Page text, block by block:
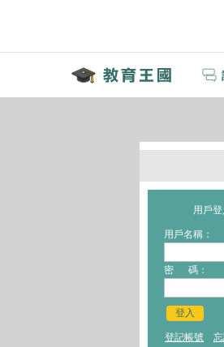
用戶登
用戶名稱：
密 碼：
登入
登記帳號